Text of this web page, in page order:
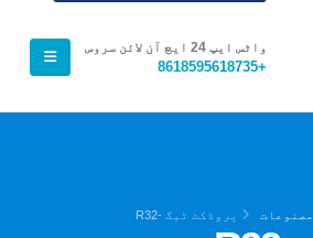
واٹس ایپ 24 ایچ آن لائن سروس
+8618595618735
مصنوعات پروڈکٹ ٹیگ -R32